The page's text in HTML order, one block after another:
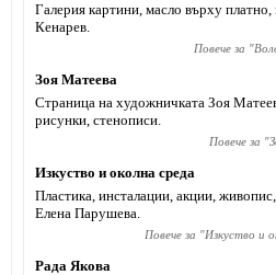
Галерия картини, масло върху
Кенарев.
Повече за "
Зоя Матеева
Страница на художничката Зоя
рисунки, стенописи.
Повече за "
Изкуство и околна среда
Пластика, инсталации, акции,
Елена Парушева.
Повече за "Изкуство и
Рада Якова